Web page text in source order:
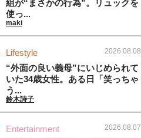
組が“まさかの行為”。リュックを
使っ...
maki
Lifestyle 2026.08.08
“外面の良い義母”にいじめられて
いた34歳女性。ある日「笑っちゃ
う...
鈴木詩子
Entertainment 2026.08.07